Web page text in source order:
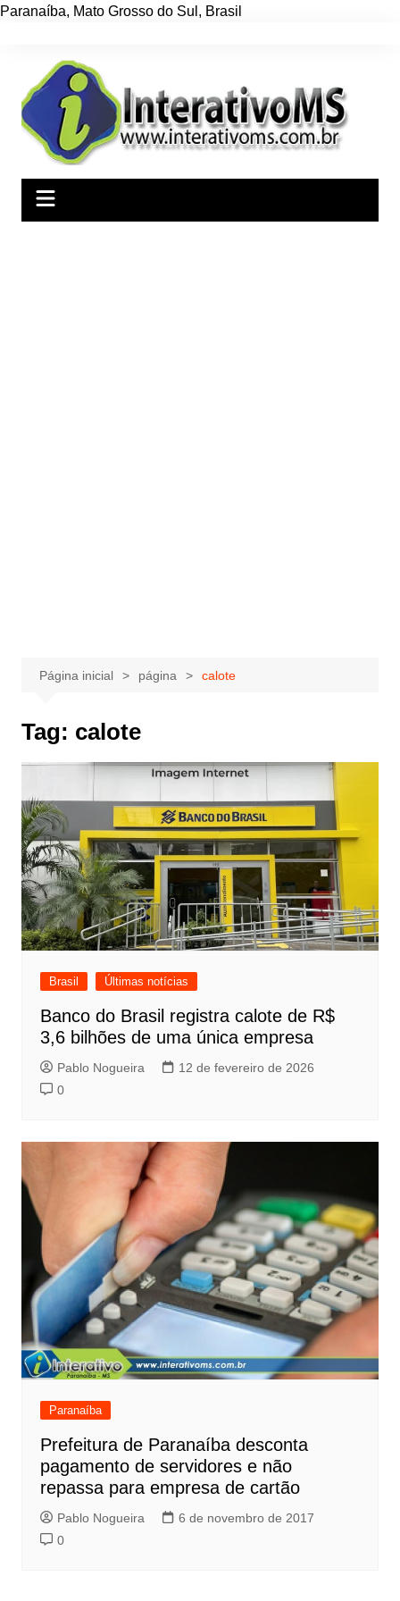
Paranaíba, Mato Grosso do Sul , Brasil
conteúdo
Página inicial página calote
Tag: calote
Brasil Últimas notícias
Banco do Brasil registra calote de R$
3,6 bilhões de uma única empresa
Pablo Nogueira
12 de fevereiro de 2026
0
Paranaíba
Prefeitura de Paranaíba desconta
pagamento de servidores e não
repassa para empresa de cartão
Pablo Nogueira
6 de novembro de 2017
0